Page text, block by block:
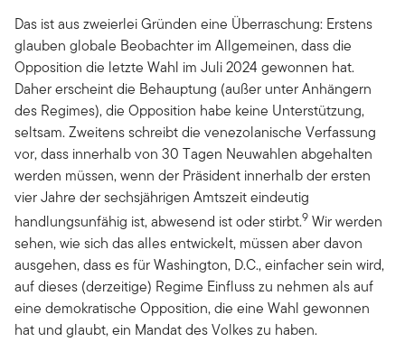
Das ist aus zweierlei Gründen eine Überraschung: Erstens
glauben globale Beobachter im Allgemeinen, dass die
Opposition die letzte Wahl im Juli 2024 gewonnen hat.
Daher erscheint die Behauptung (außer unter Anhängern
des Regimes), die Opposition habe keine Unterstützung,
seltsam. Zweitens schreibt die venezolanische Verfassung
vor, dass innerhalb von 30 Tagen Neuwahlen abgehalten
werden müssen, wenn der Präsident innerhalb der ersten
vier Jahre der sechsjährigen Amtszeit eindeutig
handlungsunfähig ist, abwesend ist oder stirbt.9 Wir werden
sehen, wie sich das alles entwickelt, müssen aber davon
ausgehen, dass es für Washington, D.C., einfacher sein wird,
auf dieses (derzeitige) Regime Einfluss zu nehmen als auf
eine demokratische Opposition, die eine Wahl gewonnen
hat und glaubt, ein Mandat des Volkes zu haben.